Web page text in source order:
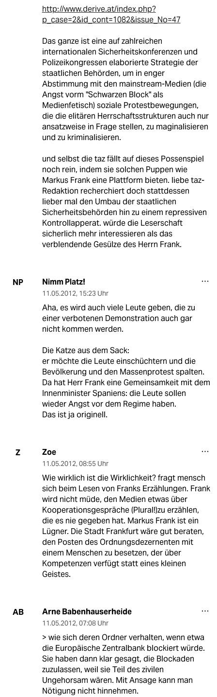
http://www.derive.at/index.php?
p_case=2&id_cont=1082&issue_No=47
Das ganze ist eine auf zahlreichen
internationalen Sicherheitskonferenzen und
Polizeikongressen elaborierte Strategie der
staatlichen Behörden, um in enger
Abstimmung mit den mainstream-Medien (die
Angst vorm "Schwarzen Block" als
Medienfetisch) soziale Protestbewegungen,
die die elitären Herrschaftsstrukturen auch nur
ansatzweise in Frage stellen, zu maginalisieren
und zu kriminalisieren.
und selbst die taz fällt auf dieses Possenspiel
noch rein, indem sie solchen Puppen wie
Markus Frank eine Plattform bieten. liebe taz-
Redaktion recherchiert doch stattdessen
lieber mal den Umbau der staatlichen
Sicherheitsbehörden hin zu einem repressiven
Kontrollapperat. würde die Leserschaft
sicherlich mehr interessieren als das
verblendende Gesülze des Herrn Frank.
NP Nimm Platz!
11.05.2012, 15:23 Uhr
Aha, es wird auch viele Leute geben, die zu
einer verbotenen Demonstration auch gar
nicht kommen werden.
Die Katze aus dem Sack:
er möchte die Leute einschüchtern und die
Bevölkerung und den Massenprotest spalten.
Da hat Herr Frank eine Gemeinsamkeit mit dem
Innenminister Spaniens: die Leute sollen
wieder Angst vor dem Regime haben.
Das ist ja originell.
Z Zoe
11.05.2012, 08:55 Uhr
Wie wirklich ist die Wirklichkeit? fragt mensch
sich beim Lesen von Franks Erzählungen. Frank
wird nicht müde, den Medien etwas über
Kooperationsgespräche (Plural!)zu erzählen,
die es nie gegeben hat. Markus Frank ist ein
Lügner. Die Stadt Frankfurt wäre gut beraten,
den Posten des Ordnungsdezernenten mit
einem Menschen zu besetzen, der über
Kompetenzen verfügt statt eines kleinen
Geistes.
AB Arne Babenhauserheide
11.05.2012, 07:08 Uhr
> wie sich deren Ordner verhalten, wenn etwa
die Europäische Zentralbank blockiert würde.
Sie haben dann klar gesagt, die Blockaden
zuzulassen, weil sie Teil des zivilen
Ungehorsam wären. Mit Ansage kann man
Nötigung nicht hinnehmen.